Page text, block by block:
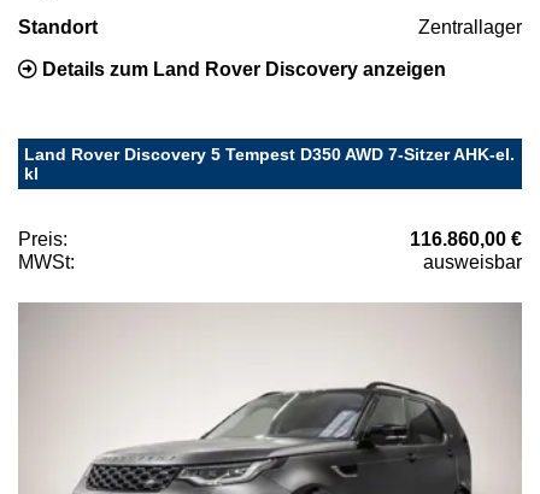
Standort Zentrallager
Details zum Land Rover Discovery anzeigen
Land Rover Discovery 5 Tempest D350 AWD 7-Sitzer AHK-el.
kl
Preis:
116.860,00 €
MWSt:
ausweisbar